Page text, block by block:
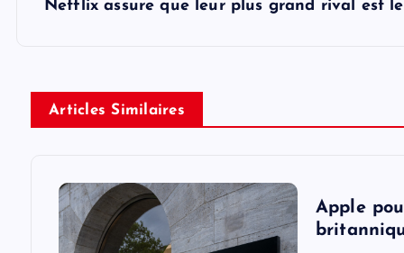
Netflix assure que leur plus grand rival est le
Articles Similaires
Apple